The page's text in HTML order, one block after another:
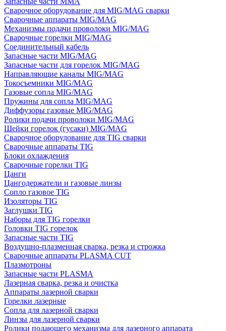
Сварочное оборудование для MIG/MAG сварки
Сварочные аппараты MIG/MAG
Механизмы подачи проволоки MIG/MAG
Сварочные горелки MIG/MAG
Соединительный кабель
Запасные части MIG/MAG
Запасные части для горелок MIG/MAG
Направляющие каналы MIG/MAG
Токосъемники MIG/MAG
Газовые сопла MIG/MAG
Пружины для сопла MIG/MAG
Диффузоры газовые MIG/MAG
Ролики подачи проволоки MIG/MAG
Шейки горелок (гусаки) MIG/MAG
Сварочное оборудование для TIG сварки
Сварочные аппараты TIG
Блоки охлаждения
Сварочные горелки TIG
Цанги
Цангодержатели и газовые линзы
Сопло газовое TIG
Изоляторы TIG
Заглушки TIG
Наборы для TIG горелки
Головки TIG горелок
Запасные части TIG
Воздушно-плазменная сварка, резка и строжка
Сварочные аппараты PLASMA CUT
Плазмотроны
Запасные части PLASMA
Лазерная сварка, резка и очистка
Аппараты лазерной сварки
Горелки лазерные
Сопла для лазерной сварки
Линзы для лазерной сварки
Ролики подающего механизма для лазерного аппарата